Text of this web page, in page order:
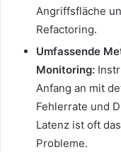
Angriffsfläche
Refactoring.
Umfassende
Monitoring:
Anfang an mit
Fehlerrate und
Latenz ist oft
Probleme.